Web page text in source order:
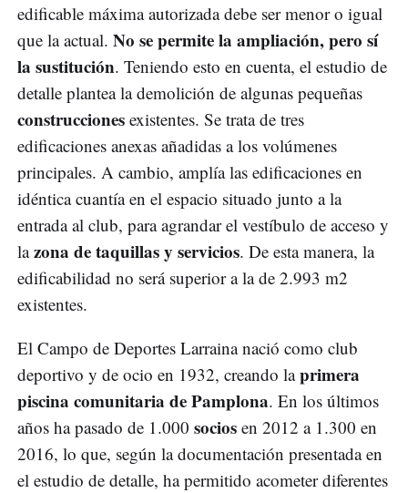
edificable máxima autorizada debe ser menor o igual
que la actual. No se permite la ampliación, pero sí
la sustitución. Teniendo esto en cuenta, el estudio de
detalle plantea la demolición de algunas pequeñas
construcciones existentes. Se trata de tres
edificaciones anexas añadidas a los volúmenes
principales. A cambio, amplía las edificaciones en
idéntica cuantía en el espacio situado junto a la
entrada al club, para agrandar el vestíbulo de acceso y
lazona detaquillas y servicios. De esta manera, la
edificabilidad no será superior a la de 2.993 m2
existentes.
El Campo de Deportes Larraina nació como club
deportivo y de ocio en 1932, creando laprimera
piscina comunitaria de Pamplona. En los últimos
años ha pasado de 1.000 socios en 2012 a 1.300 en
2016, lo que, según la documentación presentada en
el estudio de detalle, ha permitido acometer diferentes